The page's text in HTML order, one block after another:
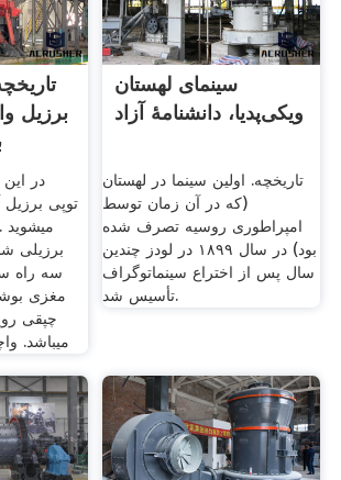
در این
میشوید
برزیلی
سه راه
مغزی
چپقی
میباشد.
سینمای لهستان
ویکی‌پدیا، دانشنامهٔ آزاد
تاریخچه. اولین سینما در لهستان
(که در آن زمان توسط
امپراطوری روسیه تصرف شده
بود) در سال ۱۸۹۹ در لودز چندین
سال پس از اختراع سینماتوگراف
تأسیس شد.